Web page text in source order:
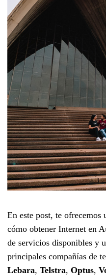
En este post, te ofrecemos
cómo obtener Internet en
de servicios disponibles y
principales compañías de
Lebara, Telstra, Optus,